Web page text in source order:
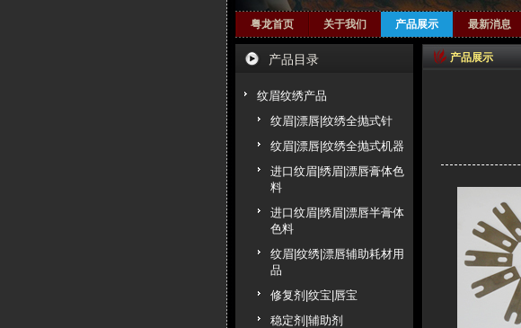
粤龙首页 关于我们 产品展示 最新消息
产品目录
纹眉纹绣产品
纹眉|漂唇|纹绣全抛式针
纹眉|漂唇|纹绣全抛式机器
进口纹眉|绣眉|漂唇膏体色
料
进口纹眉|绣眉|漂唇半膏体
色料
纹眉|纹绣|漂唇辅助耗材用
品
修复剂|纹宝|唇宝
稳定剂|辅助剂
产品展示